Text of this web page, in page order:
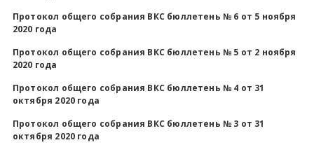
Протокол общего собрания ВКС бюллетень № 6 от 5 ноября
2020 года
Протокол общего собрания ВКС бюллетень № 5 от 2 ноября
2020 года
Протокол общего собрания ВКС бюллетень № 4 от 31
октября 2020 года
Протокол общего собрания ВКС бюллетень № 3 от 31
октября 2020 года